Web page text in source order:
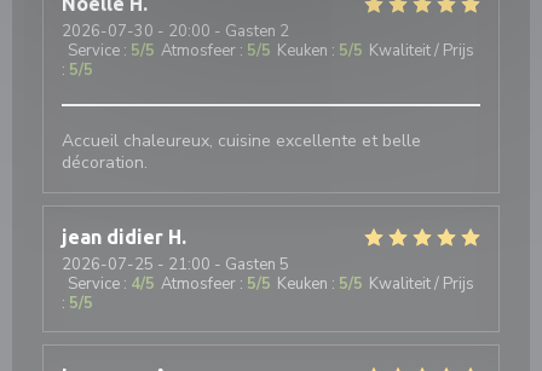
2026-07-30 - 20:00 - Gasten 2
Service : 5/5 Atmosfeer : 5/5 Keuken : 5/5 Kwaliteit / Prijs
: 5/5
Accueil chaleureux, cuisine excellente et belle
décoration.
jean didier H
2026-07-25 - 21:00 - Gasten 5
Service : 4/5 Atmosfeer : 5/5 Keuken : 5/5 Kwaliteit / Prijs
: 5/5